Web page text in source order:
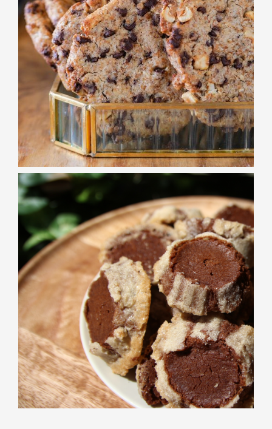
BISCUITERIE
Maxi Cookie
BISCUITERIE
Diamants choco